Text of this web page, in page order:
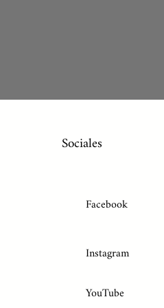
Sociales
Facebook
Instagram
YouTube